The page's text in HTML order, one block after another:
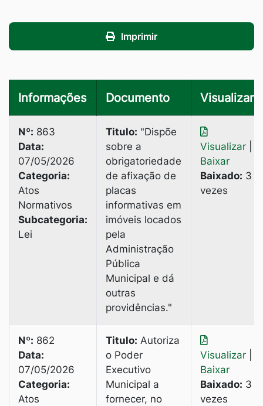
Imprimir
Informações Documento Visualizar
Nº: 863
Data:
07/05/2026
Categoria:
Atos
Normativos
Subcategoria:
Lei
Titulo: "Dispõe
sobre a
obrigatoriedade
de afixação de
placas
informativas em
imóveis locados
pela
Administração
Pública
Municipal e dá
outras
providências."
Visualizar
Baixar
Baixado: 3
vezes
Nº: 862
Data:
07/05/2026
Categoria:
Atos
Titulo: Autoriza
o Poder
Executivo
Municipal а
fornecer, no
Visualizar
Baixar
Baixado: 3
vezes